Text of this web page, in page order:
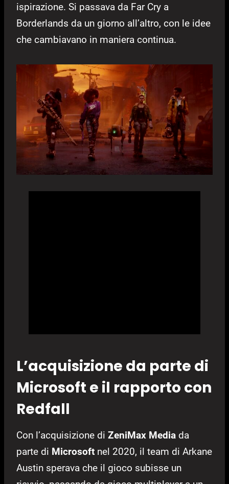
ispirazione. Si passava da Far Cry a
Borderlands da un giorno all’altro, con le idee
che cambiavano in maniera continua.
L’acquisizione da parte di
Microsoft e il rapporto con
Redfall
Con l’acquisizione di ZeniMax Media da
parte di Microsoft nel 2020, il team di Arkane
Austin sperava che il gioco subisse un